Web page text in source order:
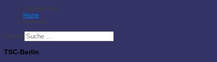
Aktuelle Seite:
Home
Kalender
Suchen
TSC-Berlin